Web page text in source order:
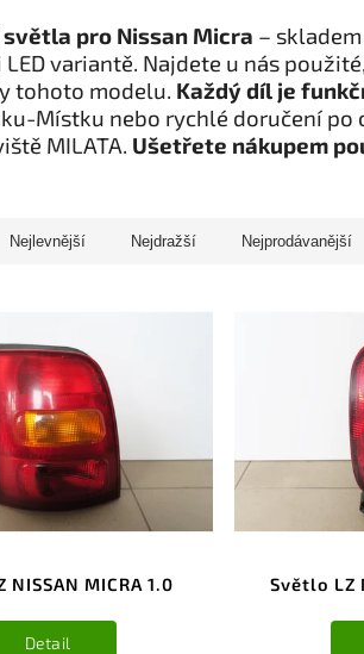
pro Nissan Micra –
variantě. Najdete u nás
tohoto modelu. Každý díl je
Místku nebo rychlé doručení
MILATA. Ušetřete nákupem
Nejlevnější Nejdražší Nejprodávanější
NISSAN MICRA 1.0
Detail
Světlo LZ